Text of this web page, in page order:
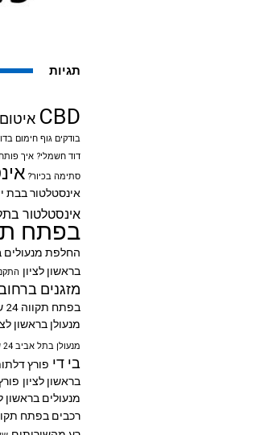
תגיות
CBD
בודקים גוף חימום
דוד חשמלי? איך
סתימה בכיור?
אינסטלטור בבת
אינסטלטור
בפתח
החלפת מנעולים
בראשון לציון
מזגנים
בפתח תקווה 24 שעות
מנעולן בראשון לציון 24
מנעולן בתל אביב 24 שעות
בי די פורץ
בראשון לציון
מנעולים בראשון
רכבים בפתח